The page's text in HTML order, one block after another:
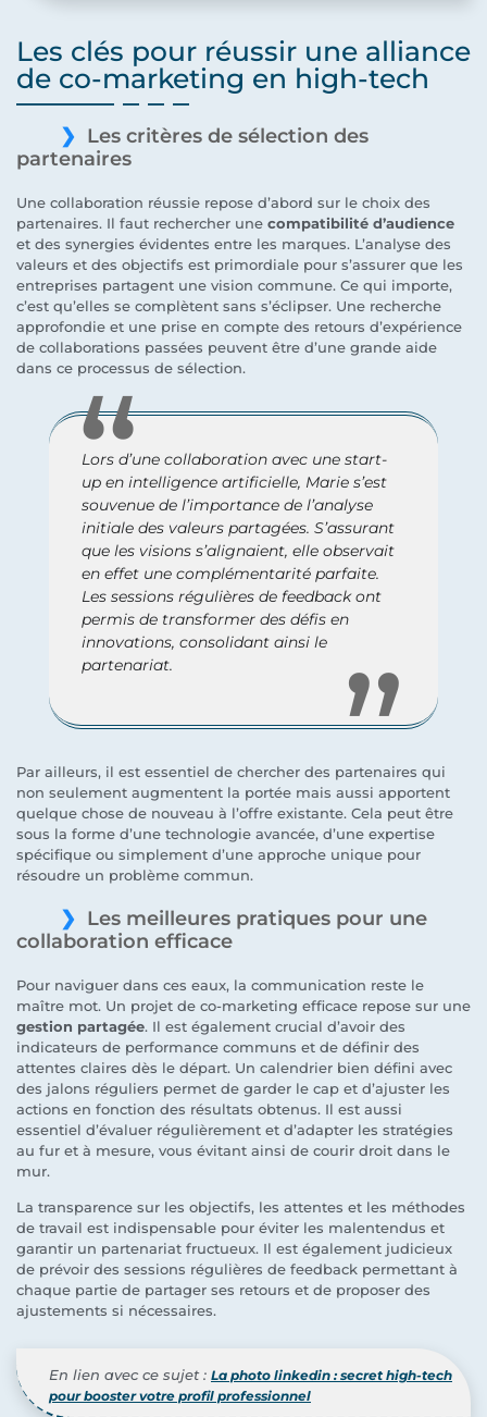
Les clés pour réussir une alliance
de co-marketing en high-tech
Les critères de sélection des
partenaires
Une collaboration réussie repose d’abord sur le choix des
partenaires. Il faut rechercher une compatibilité d’audience
et des synergies évidentes entre les marques. L’analyse des
valeurs et des objectifs est primordiale pour s’assurer que les
entreprises partagent une vision commune. Ce qui importe,
c’est qu’elles se complètent sans s’éclipser. Une recherche
approfondie et une prise en compte des retours d’expérience
de collaborations passées peuvent être d’une grande aide
dans ce processus de sélection.
Lors d’une collaboration avec une start-
up en intelligence artificielle, Marie s’est
souvenue de l’importance de l’analyse
initiale des valeurs partagées. S’assurant
que les visions s’alignaient, elle observait
en effet une complémentarité parfaite.
Les sessions régulières de feedback ont
permis de transformer des défis en
innovations, consolidant ainsi le
partenariat.
Par ailleurs, il est essentiel de chercher des partenaires qui
non seulement augmentent la portée mais aussi apportent
quelque chose de nouveau à l’offre existante. Cela peut être
sous la forme d’une technologie avancée, d’une expertise
spécifique ou simplement d’une approche unique pour
résoudre un problème commun.
Les meilleures pratiques pour une
collaboration efficace
Pour naviguer dans ces eaux, la communication reste le
maître mot. Un projet de co-marketing efficace repose sur une
gestion partagée. Il est également crucial d’avoir des
indicateurs de performance communs et de définir des
attentes claires dès le départ. Un calendrier bien défini avec
des jalons réguliers permet de garder le cap et d’ajuster les
actions en fonction des résultats obtenus. Il est aussi
essentiel d’évaluer régulièrement et d’adapter les stratégies
au fur et à mesure, vous évitant ainsi de courir droit dans le
mur.
La transparence sur les objectifs, les attentes et les méthodes
de travail est indispensable pour éviter les malentendus et
garantir un partenariat fructueux. Il est également judicieux
de prévoir des sessions régulières de feedback permettant à
chaque partie de partager ses retours et de proposer des
ajustements si nécessaires.
En lien avec ce sujet : La photo linkedin : secret high-tech
pour booster votre profil professionnel